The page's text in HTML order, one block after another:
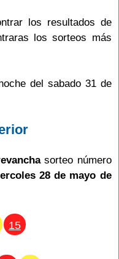
los resultados de
los sorteos más
del sabado 31 de
sorteo número
28 de mayo de
15